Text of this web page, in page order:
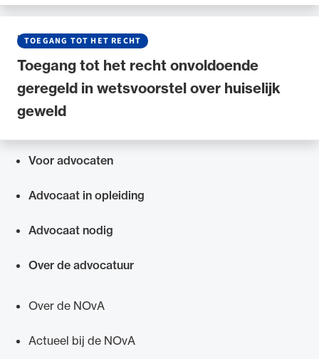
Toegang tot het recht onvoldoende
geregeld in wetsvoorstel over huiselijk
geweld
TOEGANG TOT HET RECHT
NIEUWS•22 JANUARI 2026
Voor advocaten
Advocaat in opleiding
Advocaat nodig
Over de advocatuur
Over de NOvA
Actueel bij de NOvA